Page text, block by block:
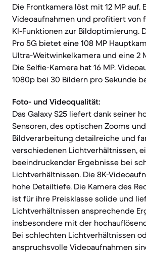
Die Frontkamera löst mit 12 MP auf.
Videoaufnahmen und profitiert
KI-Funktionen zur Bildoptimierung.
Pro 5G bietet eine 108 MP
Ultra-Weitwinkelkamera und eine 2
Die Selfie-Kamera hat 16 MP.
1080p bei 30 Bildern pro Sekunde
Foto- und Videoqualität:
Das Galaxy S25 liefert dank seiner
Sensoren, des optischen Zooms
Bildverarbeitung detailreiche und
verschiedenen Lichtverhältnissen,
beeindruckender Ergebnisse bei
Lichtverhältnissen. Die 8K-
hohe Detailtiefe. Die Kamera des
ist für ihre Preisklasse solide und
Lichtverhältnissen ansprechende
insbesondere mit der
Bei schlechten Lichtverhältnissen
anspruchsvolle Videoaufnahmen